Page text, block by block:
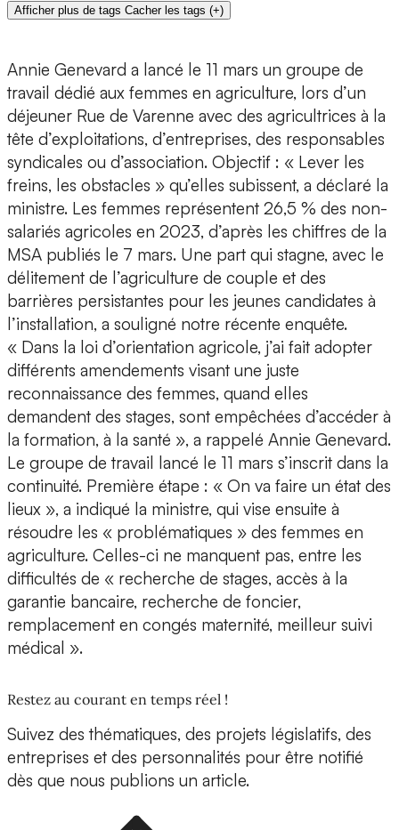
Afficher plus de tags Cacher les tags (+)
Annie Genevard a lancé le 11 mars un groupe de
travail dédié aux femmes en agriculture, lors d’un
déjeuner Rue de Varenne avec des agricultrices à la
tête d’exploitations, d’entreprises, des responsables
syndicales ou d’association. Objectif : « Lever les
freins, les obstacles » qu’elles subissent, a déclaré la
ministre. Les femmes représentent 26,5 % des non-
salariés agricoles en 2023, d’après les chiffres de la
MSA publiés le 7 mars. Une part qui stagne, avec le
délitement de l’agriculture de couple et des
barrières persistantes pour les jeunes candidates à
l’installation, a souligné notre récente enquête.
« Dans la loi d’orientation agricole, j’ai fait adopter
différents amendements visant une juste
reconnaissance des femmes, quand elles
demandent des stages, sont empêchées d’accéder à
la formation, à la santé », a rappelé Annie Genevard.
Le groupe de travail lancé le 11 mars s’inscrit dans la
continuité. Première étape : « On va faire un état des
lieux », a indiqué la ministre, qui vise ensuite à
résoudre les « problématiques » des femmes en
agriculture. Celles-ci ne manquent pas, entre les
difficultés de « recherche de stages, accès à la
garantie bancaire, recherche de foncier,
remplacement en congés maternité, meilleur suivi
médical ».
Restez au courant en temps réel !
Suivez des thématiques, des projets législatifs, des
entreprises et des personnalités pour être notifié
dès que nous publions un article.